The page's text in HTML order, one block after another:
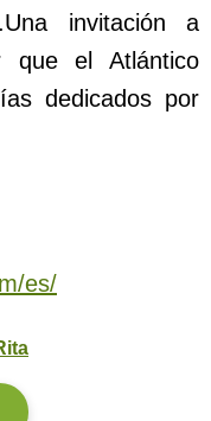
invitación a
que el Atlántico
dedicados por
es/